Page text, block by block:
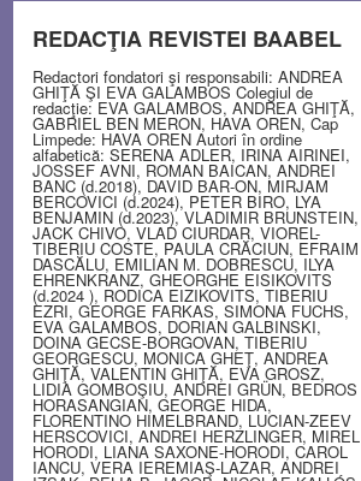
REDACŢIA REVISTEI BAABEL
Redactori fondatori şi responsabili: ANDREA
GHIŢĂ ŞI EVA GALAMBOS Colegiul de
redacţie: EVA GALAMBOS, ANDREA GHIŢĂ,
GABRIEL BEN MERON, HAVA OREN, Cap
Limpede: HAVA OREN Autori în ordine
alfabetică: SERENA ADLER, IRINA AIRINEI,
JOSSEF AVNI, ROMAN BAICAN, ANDREI
BANC (d.2018), DAVID BAR-ON, MIRJAM
BERCOVICI (d.2024), PETER BIRO, LYA
BENJAMIN (d.2023), VLADIMIR BRUNSTEIN,
JACK CHIVO, VLAD CIURDAR, VIOREL-
TIBERIU COSTE, PAULA CRĂCIUN, EFRAIM
DASCĂLU, EMILIAN M. DOBRESCU, ILYA
EHRENKRANZ, GHEORGHE EISIKOVITS
(d.2024 ), RODICA EIZIKOVITS, TIBERIU
EZRI, GEORGE FARKAS, SIMONA FUCHS,
EVA GALAMBOS, DORIAN GALBINSKI,
DOINA GECSE-BORGOVAN, TIBERIU
GEORGESCU, MONICA GHEŢ, ANDREA
GHIŢĂ, VALENTIN GHIŢĂ, EVA GROSZ,
LIDIA GOMBOŞIU, ANDREI GRÜN, BEDROS
HORASANGIAN, GEORGE HIDA,
FLORENTINO HIMELBRAND, LUCIAN-ZEEV
HERSCOVICI, ANDREI HERZLINGER, MIREL
HORODI, LIANA SAXONE-HORODI, CAROL
IANCU, VERA IEREMIAŞ-LAZAR, ANDREI